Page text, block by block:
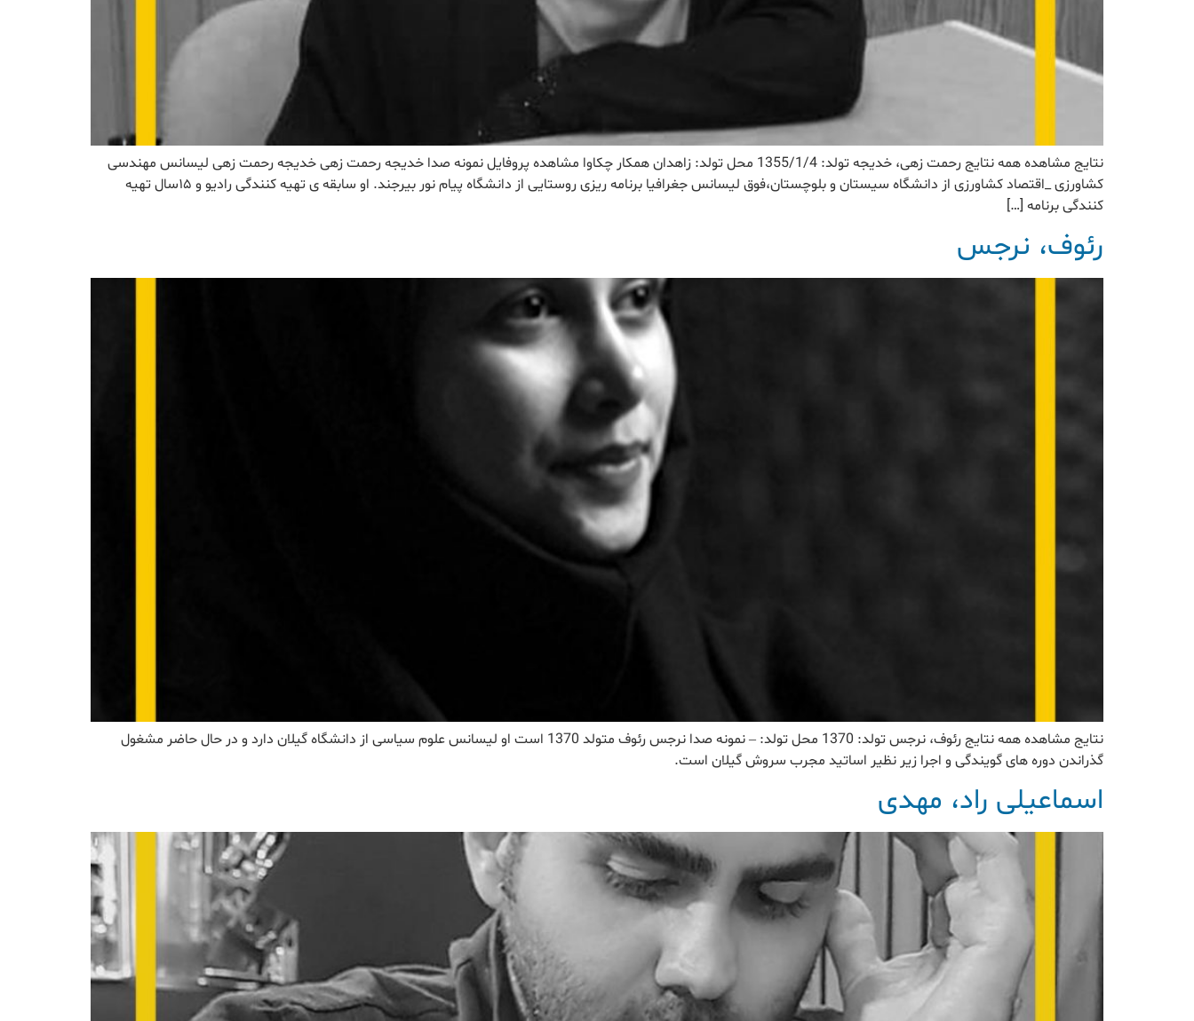
نتایج مشاهده همه نتایج رحمت زهی، خدیجه تولد: 1355/1/4 محل تولد: زاهدان همکار چکاوا مشاهده پروفایل نمونه صدا خدیجه رحمت زهی خدیجه رحمت زهی لیسانس مهندسی
کشاورزی _اقتصاد کشاورزی از دانشگاه سیستان و بلوچستان،فوق لیسانس جغرافیا برنامه ریزی روستایی از دانشگاه پیام نور بیرجند. او سابقه ی تهیه کنندگی رادیو و ۱۵سال تهیه
کنندگی برنامه […]
رئوف، نرجس
نتایج مشاهده همه نتایج رئوف، نرجس تولد: 1370 محل تولد: – نمونه صدا نرجس رئوف متولد 1370 است او لیسانس علوم سیاسی از دانشگاه گیلان دارد و در حال حاضر مشغول
گذراندن دوره های گویندگی و اجرا زیر نظیر اساتید مجرب سروش گیلان است.
اسماعیلی راد، مهدی